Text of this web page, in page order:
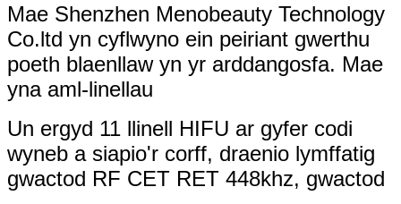
Mae Shenzhen Menobeauty Technology
Co.ltd yn cyflwyno ein peiriant gwerthu
poeth blaenllaw yn yr arddangosfa. Mae
yna aml-linellau
Un ergyd 11 llinell HIFU ar gyfer codi
wyneb a siapio'r corff, draenio lymffatig
gwactod RF CET RET 448khz, gwactod